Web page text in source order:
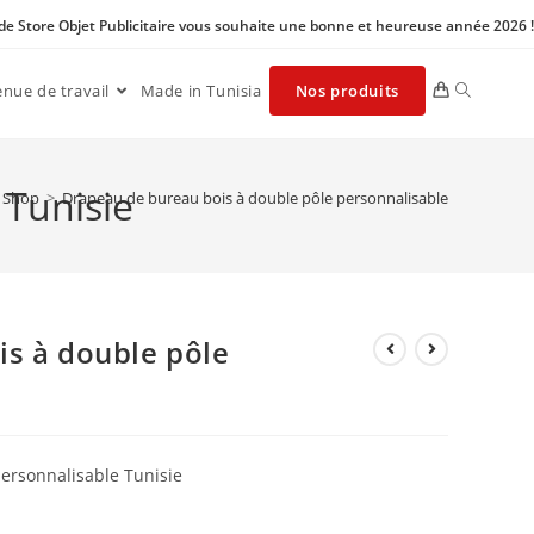
Store Objet Publicitaire vous souhaite une bonne et heureuse année 2026 !
de travail Made in Tunisia Nos produits
Shop > Drapeau de bureau bois à double pôle personnalisable
à double pôle
Tunisie